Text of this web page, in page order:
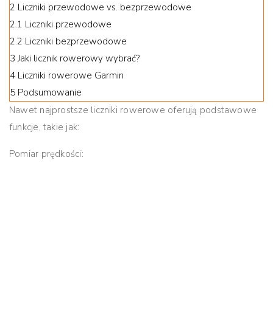
2 Liczniki przewodowe vs. bezprzewodowe
2.1 Liczniki przewodowe
2.2 Liczniki bezprzewodowe
3 Jaki licznik rowerowy wybrać?
4 Liczniki rowerowe Garmin
5 Podsumowanie
Nawet najprostsze liczniki rowerowe oferują podstawowe
funkcje, takie jak:
Pomiar prędkości: